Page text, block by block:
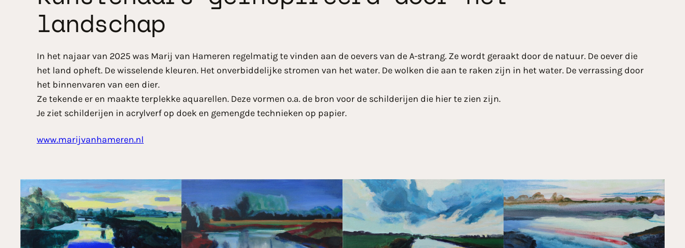
landschap
In het najaar van 2025 was Marij van Hameren regelmatig te vinden aan de oevers van de A-strang. Ze wordt geraakt door de natuur. De oever die
het land opheft. De wisselende kleuren. Het onverbiddelijke stromen van het water. De wolken die aan te raken zijn in het water. De verrassing door
het binnenvaren van een dier.
Ze tekende er en maakte terplekke aquarellen. Deze vormen o.a. de bron voor de schilderijen die hier te zien zijn.
Je ziet schilderijen in acrylverf op doek en gemengde technieken op papier.
www.marijvanhameren.nl